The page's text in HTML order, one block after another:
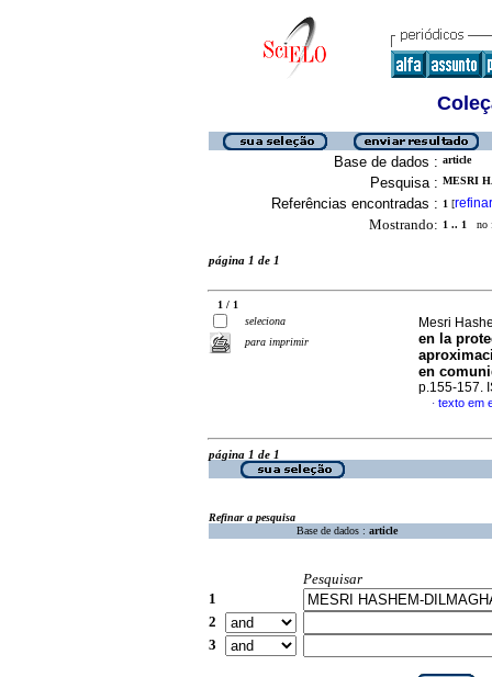
Base de dados : article
Pesquisa : MESRI
Referências encontradas : 1 [refinar
Mostrando: 1 .. 1 no
página 1 de 1
1 / 1
seleciona
para imprimir
Mesri
en la
en
p.155-157.
· texto em
página 1 de 1
Refinar a pesquisa
Base de dados : article
Pesquisar
1
2
3